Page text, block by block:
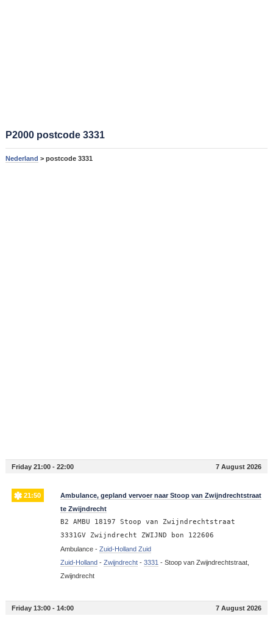
P2000 postcode 3331
Nederland > postcode 3331
Friday 21:00 - 22:00 7 August 2026
21:50
Ambulance, gepland vervoer naar Stoop van Zwijndrechtstraat
te Zwijndrecht
B2 AMBU 18197 Stoop van Zwijndrechtstraat
3331GV Zwijndrecht ZWIJND bon 122606
Ambulance - Zuid-Holland Zuid
Zuid-Holland - Zwijndrecht- 3331 - Stoop van Zwijndrechtstraat,
Zwijndrecht
Friday 13:00 - 14:00 7 August 2026